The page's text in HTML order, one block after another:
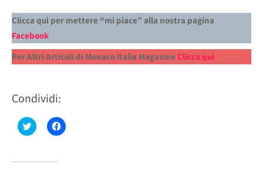
Clicca qui per mettere “mi piace” alla nostra pagina
Facebook
Per Altri Articoli di Monaco Italia Magazine Clicca qui
Condividi:
Fai
clic
su
Fai
clic